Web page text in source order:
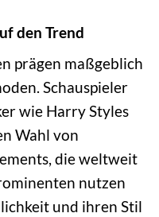
den Trend
prägen maßgeblich
Schauspieler
wie Harry Styles
Wahl von
die weltweit
nutzen
und ihren Stil